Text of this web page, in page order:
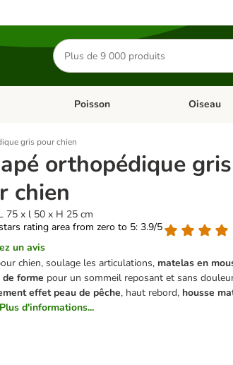
Rechercher
des
produits
Chat Dérouler les catégories: Rongeur & Co
Poisson Dérouler
Oiseau
gris pour chien
orthopédique gris
chien
75 x l 50 x H 25 cm
rating area from zero to 5: 3.9/5
un avis
chien, soulage les articulations, matelas en
forme pour un sommeil reposant et sans
effet peau de pêche, haut rebord, housse
Plus d'informations...